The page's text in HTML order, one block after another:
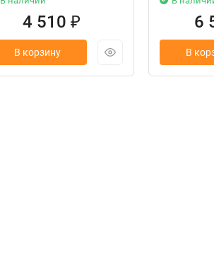
4 510 ₽
В корзину
6
В